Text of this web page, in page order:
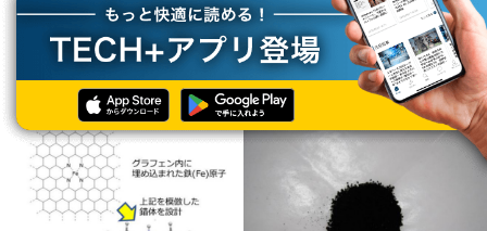
TECH+ テクノロジー
サイエンス
燃料電池の非白金化につながる鉄系新物質、東工大などが開発